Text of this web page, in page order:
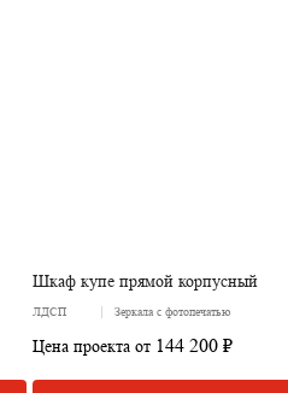
Шкаф купе прямой корпусный
ЛДСП Зеркала с фотопечатью
Цена проекта от 144 200 ₽